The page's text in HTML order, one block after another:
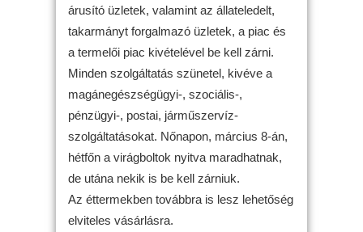
árusító üzletek, valamint az állateledelt,
takarmányt forgalmazó üzletek, a piac és
a termelői piac kivételével be kell zárni.
Minden szolgáltatás szünetel, kivéve a
magánegészségügyi-, szociális-,
pénzügyi-, postai, járműszervíz-
szolgáltatásokat. Nőnapon, március 8-án,
hétfőn a virágboltok nyitva maradhatnak,
de utána nekik is be kell zárniuk.
Az éttermekben továbbra is lesz lehetőség
elviteles vásárlásra.